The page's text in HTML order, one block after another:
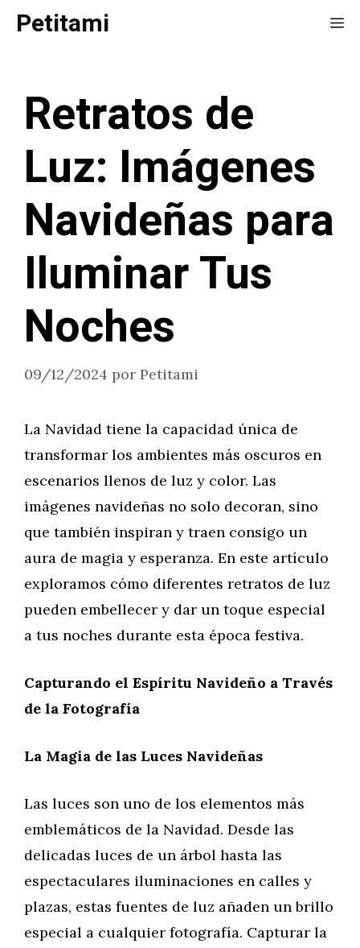
SaltarPetitami
Retratos de
Luz: Imágenes
Navideñas para
Iluminar Tus
Noches
09/12/2024 por Petitami
La Navidad tiene la capacidad única de
transformar los ambientes más oscuros en
escenarios llenos de luz y color. Las
imágenes navideñas no solo decoran, sino
que también inspiran y traen consigo un
aura de magia y esperanza. En este artículo
exploramos cómo diferentes retratos de luz
pueden embellecer y dar un toque especial
a tus noches durante esta época festiva.
Capturando el Espíritu Navideño a Través
de la Fotografía
La Magia de las Luces Navideñas
Las luces son uno de los elementos más
emblemáticos de la Navidad. Desde las
delicadas luces de un árbol hasta las
espectaculares iluminaciones en calles y
plazas, estas fuentes de luz añaden un brillo
especial a cualquier fotografía. Capturar la